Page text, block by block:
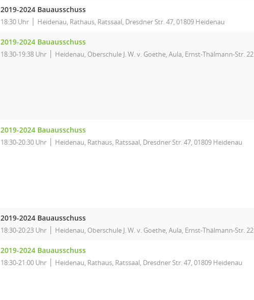
2019-2024 Bauausschuss
18:30 Uhr Heidenau, Rathaus, Ratssaal, Dresdner Str. 47, 01809 Heidenau
2019-2024 Bauausschuss
18:30-19:38 Uhr Heidenau, Oberschule J. W. v. Goethe, Aula, Ernst-Thälmann-Str. 22
2019-2024 Bauausschuss
18:30-20:30 Uhr Heidenau, Rathaus, Ratssaal, Dresdner Str. 47, 01809 Heidenau
2019-2024 Bauausschuss
18:30-20:23 Uhr Heidenau, Oberschule J. W. v. Goethe, Aula, Ernst-Thälmann-Str. 22
2019-2024 Bauausschuss
18:30-21:00 Uhr Heidenau, Rathaus, Ratssaal, Dresdner Str. 47, 01809 Heidenau